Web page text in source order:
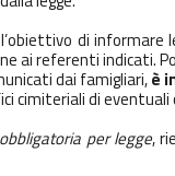
l’obiettivo di
ai referenti indicati.
dai famigliari,è
cimiteriali di
per legge,